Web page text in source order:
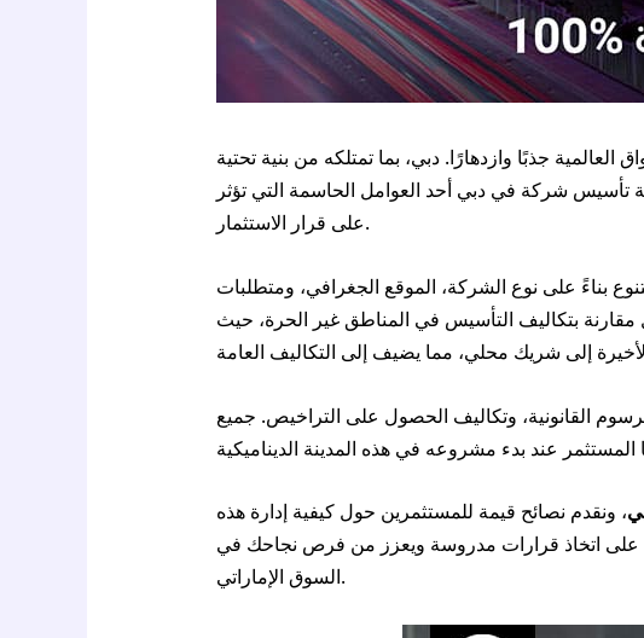
جذبًا وازدهارًا. دبي، بما تمتلكه من بنية تحتية
تأسيس شركة في دبي أحد العوامل الحاسمة التي تؤثر
على قرار الاستثمار.
بناءً على نوع الشركة، الموقع الجغرافي، ومتطلبات
بتكاليف التأسيس في المناطق غير الحرة، حيث
القانونية، وتكاليف الحصول على التراخيص. جميع
، ونقدم نصائح قيمة للمستثمرين حول كيفية إدارة هذه
على اتخاذ قرارات مدروسة ويعزز من فرص نجاحك في
السوق الإماراتي.